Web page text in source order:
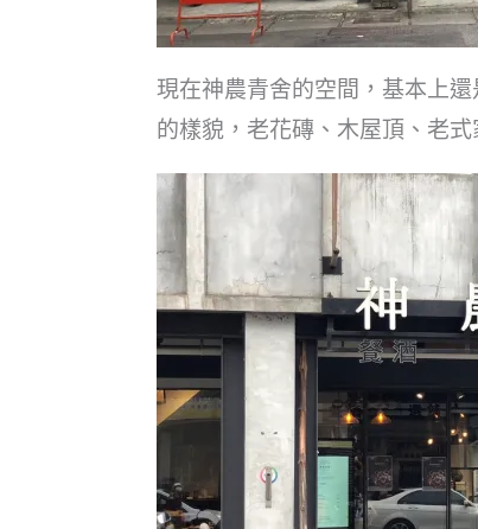
現在神農青舍的空間，基本上
的樣貌，老花磚、木屋頂、老